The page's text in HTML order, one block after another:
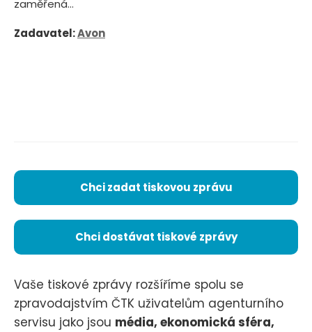
zaměřená...
Zadavatel:Avon
Chci zadat tiskovou zprávu
Chci dostávat tiskové zprávy
Vaše tiskové zprávy rozšíříme spolu se
zpravodajstvím ČTK uživatelům agenturního
servisu jako jsou média, ekonomická sféra,